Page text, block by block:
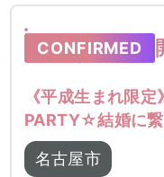
CONFIRMED
《平成生まれ限
PARTY☆結婚に繋
名古屋市